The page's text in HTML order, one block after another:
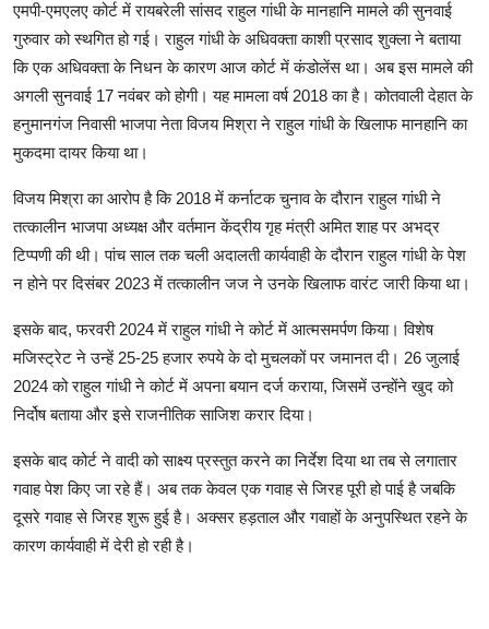
एमपी-एमएलए कोर्ट में रायबरेली सांसद राहुल गांधी के मानहानि मामले की सुनवाई
गुरुवार को स्थगित हो गई। राहुल गांधी के अधिवक्ता काशी प्रसाद शुक्ला ने बताया
कि एक अधिवक्ता के निधन के कारण आज कोर्ट में कंडोलेंस था। अब इस मामले की
अगली सुनवाई 17 नवंबर को होगी। यह मामला वर्ष 2018 का है। कोतवाली देहात के
हनुमानगंज निवासी भाजपा नेता विजय मिश्रा ने राहुल गांधी के खिलाफ मानहानि का
मुकदमा दायर किया था।
विजय मिश्रा का आरोप है कि 2018 में कर्नाटक चुनाव के दौरान राहुल गांधी ने
तत्कालीन भाजपा अध्यक्ष और वर्तमान केंद्रीय गृह मंत्री अमित शाह पर अभद्र
टिप्पणी की थी। पांच साल तक चली अदालती कार्यवाही के दौरान राहुल गांधी के पेश
न होने पर दिसंबर 2023 में तत्कालीन जज ने उनके खिलाफ वारंट जारी किया था।
इसके बाद, फरवरी 2024 में राहुल गांधी ने कोर्ट में आत्मसमर्पण किया। विशेष
मजिस्ट्रेट ने उन्हें 25-25 हजार रुपये के दो मुचलकों पर जमानत दी। 26 जुलाई
2024 को राहुल गांधी ने कोर्ट में अपना बयान दर्ज कराया, जिसमें उन्होंने खुद को
निर्दोष बताया और इसे राजनीतिक साजिश करार दिया।
इसके बाद कोर्ट ने वादी को साक्ष्य प्रस्तुत करने का निर्देश दिया था तब से लगातार
गवाह पेश किए जा रहे हैं। अब तक केवल एक गवाह से जिरह पूरी हो पाई है जबकि
दूसरे गवाह से जिरह शुरू हुई है। अक्सर हड़ताल और गवाहों के अनुपस्थित रहने के
कारण कार्यवाही में देरी हो रही है।